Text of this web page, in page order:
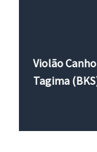
Violão
Tagima